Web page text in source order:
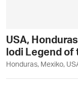
USA,
lodi Legend of
Honduras, Mexiko,